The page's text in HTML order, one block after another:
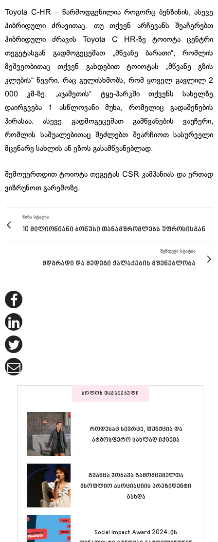
Toyota C-HR ‒ წარმოდგენილია როგორც ბენზინის, ასევე
ჰიბრიდული ძრავითაც. თუ თქვენ არჩევანს შეაჩერებთ
ჰიბრიდული ძრავის Toyota C HR-ზე ტოიოტა ცენტრი
თეგეტასგან გადმოგეცემათ „მწვანე ბარათი“, რომლის
მეშვეობითაც თქვენ გახდებით ტოიოტას „მწვანე გზის
კლუბის“ წევრი. რაც გულისხმობს, რომ ყოველ გავლილ 2
000 კმ-ზე, „აჯამეთის“ ტყე-პარკში თქვენს სახელზე
დაირგვება 1 ასწლოვანი მუხა, რომელიც გადაშენების
პირასაა. ასევე გადმოგეცემათ გამწვანების ვაუჩერი,
რომლის საშუალებითაც შეძლებთ შეარჩიოთ სასურველი
მცენარე სახლის ან ეზოს გასამწვანებლად.
შემოუერთდით ტოიოტა თეგეტას CSR კამპანიას და ერთად
ვიზრუნოთ გარემოზე.
ᲬᲘᲜᲐ ᲡᲢᲐᲢᲘᲐ
10 მილიონიანი ბონუსი თანამშრომლებს უფროსისგან
ᲨᲔᲛᲓᲔᲒᲘ ᲡᲢᲐᲢᲘᲐ
მდგრადი და მედეგი ქალაქების მშენებლობა
ᲑᲝᲚᲝᲡ ᲓᲐᲛᲐᲢᲔᲑᲣᲚᲘ
როდესაც სივრცე, ფუნქცია და
ატმოსფერო სახლად იქცევა
გვანცა ჯობავა გამომცემელთა
მსოფლიო ასოციაციის პრეზიდენტი
გახდა
Social Impact Award 2024-ის